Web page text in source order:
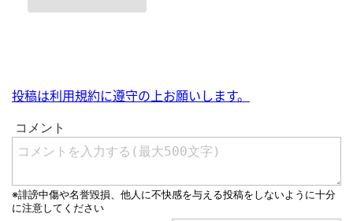
投稿は利用規約に遵守の上お願いします。